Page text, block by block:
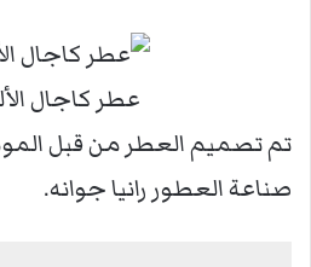
عطر كاجال
تم تصميم العطر من قبل
صناعة العطور رانيا جوانه.